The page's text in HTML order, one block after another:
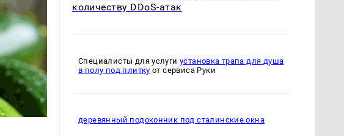
количеству DDoS-атак
Специалисты для услугиустановка трапа для душа
в полу под плитку от сервиса Руки
деревянный подоконник под сталинские окна